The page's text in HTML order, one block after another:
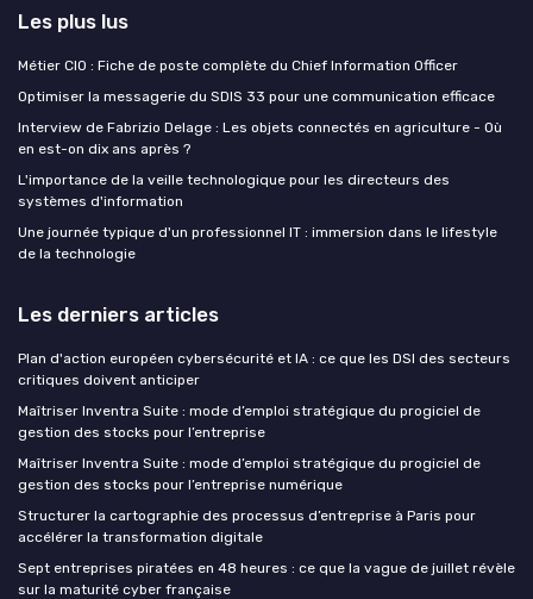
Les plus lus
Métier CIO : Fiche de poste complète du Chief Information Officer
Optimiser la messagerie du SDIS 33 pour une communication efficace
Interview de Fabrizio Delage : Les objets connectés en agriculture - Où
en est-on dix ans après ?
L'importance de la veille technologique pour les directeurs des
systèmes d'information
Une journée typique d'un professionnel IT : immersion dans le lifestyle
de la technologie
Les derniers articles
Plan d'action européen cybersécurité et IA : ce que les DSI des secteurs
critiques doivent anticiper
Maîtriser Inventra Suite : mode d’emploi stratégique du progiciel de
gestion des stocks pour l’entreprise
Maîtriser Inventra Suite : mode d’emploi stratégique du progiciel de
gestion des stocks pour l’entreprise numérique
Structurer la cartographie des processus d’entreprise à Paris pour
accélérer la transformation digitale
Sept entreprises piratées en 48 heures : ce que la vague de juillet révèle
sur la maturité cyber française